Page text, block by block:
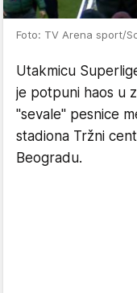
Foto: TV Arena sport/
Utakmicu
je potpuni haos u
"sevale" pesnice
stadiona Tržni
Beogradu.